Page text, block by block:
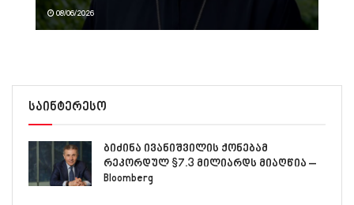
08/06/2026
საინტერესო
ბიძინა ივანიშვილის ქონებამ
რეკორდულ $7.3 მილიარდს მიაღწია –
Bloomberg